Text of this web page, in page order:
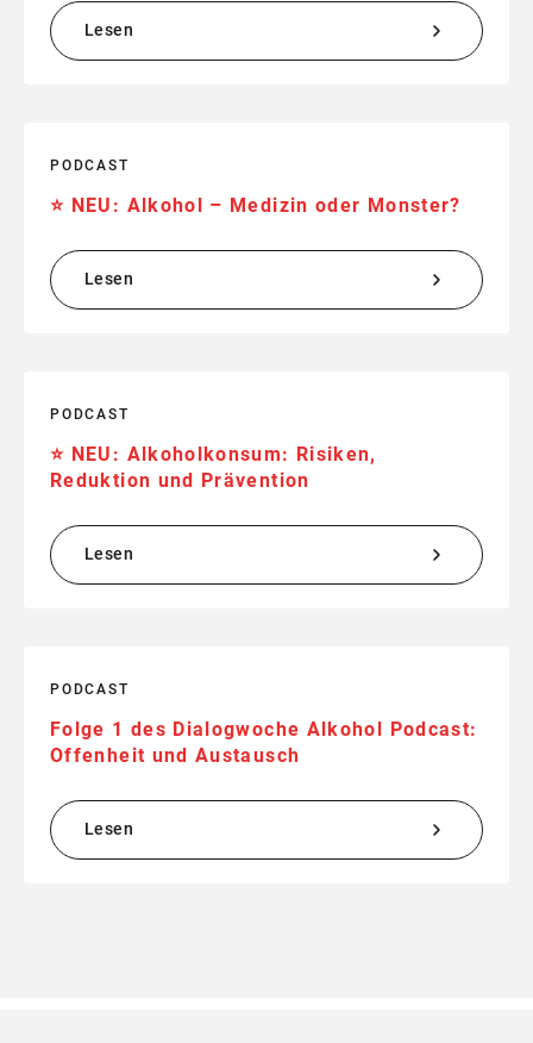
Lesen
PODCAST
⭐️ NEU: Alkohol – Medizin oder Monster?
Lesen
PODCAST
⭐️ NEU: Alkoholkonsum: Risiken,
Reduktion und Prävention
Lesen
PODCAST
Folge 1 des Dialogwoche Alkohol Podcast:
Offenheit und Austausch
Lesen